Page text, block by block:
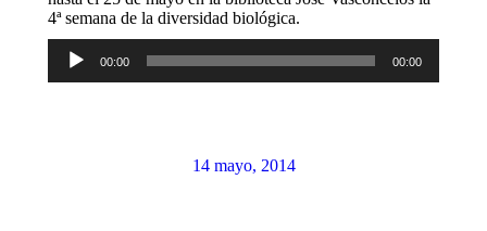
4ª semana de la diversidad biológica.
Reproductor
audio
00:00 00:00
14 mayo, 2014